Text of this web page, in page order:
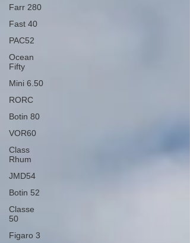
Farr 280
Fast 40
PAC52
Ocean
Fifty
Mini 6.50
RORC
Botin 80
VOR60
Class
Rhum
JMD54
Botin 52
Classe
50
Figaro 3